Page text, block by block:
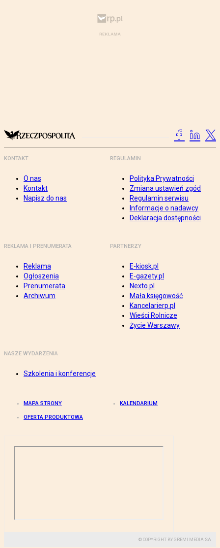
KONTAKT
O nas
Kontakt
Napisz do nas
REGULAMIN
Polityka Prywatności
Zmiana ustawień zgód
Regulamin serwisu
Informacje o nadawcy
Deklaracja dostępności
REKLAMA I PRENUMERATA
Reklama
Ogłoszenia
Prenumerata
Archiwum
PARTNERZY
E-kiosk.pl
E-gazety.pl
Nexto.pl
Mała księgowość
Kancelarierp.pl
Wieści Rolnicze
Życie Warszawy
NASZE WYDARZENIA
Szkolenia i konferencje
MAPA STRONY KALENDARIUM
OFERTA PRODUKTOWA
© COPYRIGHT BY GREMI MEDIA SA